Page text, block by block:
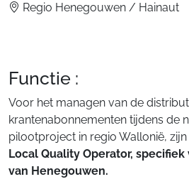
Regio Henegouwen / Hainaut
Functie :
Voor het managen van de
krantenabonnementen tijdens de
pilootproject in regio Wallonië,
Local Quality Operator,
van Henegouwen.